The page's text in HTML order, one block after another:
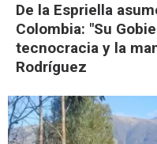
De la Espriella
Colombia: "Su
tecnocracia y la
Rodríguez